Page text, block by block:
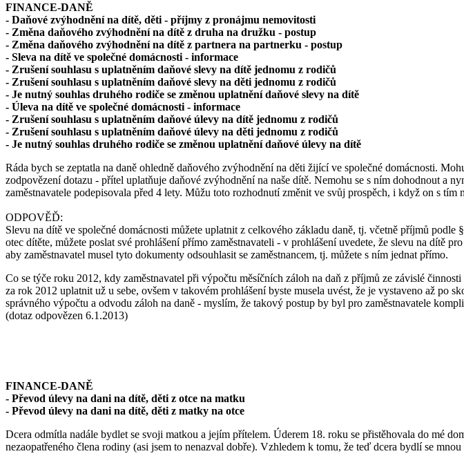
FINANCE-DANĚ
- Daňové zvýhodnění na dítě, děti - příjmy z pronájmu nemovitosti
- Změna daňového zvýhodnění na dítě z druha na družku - postup
- Změna daňového zvýhodnění na dítě z partnera na partnerku - postup
- Sleva na dítě ve společné domácnosti - informace
- Zrušení souhlasu s uplatněním daňové slevy na dítě jednomu z rodičů
- Zrušení souhlasu s uplatněním daňové slevy na děti jednomu z rodičů
- Je nutný souhlas druhého rodiče se změnou uplatnění daňové slevy na dítě
- Úleva na dítě ve společné domácnosti - informace
- Zrušení souhlasu s uplatněním daňové úlevy na dítě jednomu z rodičů
- Zrušení souhlasu s uplatněním daňové úlevy na děti jednomu z rodičů
- Je nutný souhlas druhého rodiče se změnou uplatnění daňové úlevy na dítě
Ráda bych se zeptatla na daně ohledně daňového zvýhodnění na děti žijící ve společné domácnosti.
zodpovězení dotazu - přítel uplatňuje daňové zvýhodnění na naše dítě. Nemohu se s ním dohodnout a
zaměstnavatele podepisovala před 4 lety. Můžu toto rozhodnutí změnit ve svůj prospěch, i když on s
ODPOVĚĎ:
Slevu na dítě ve společné domácnosti můžete uplatnit z celkového základu daně, tj. včetně příjmů
otec dítěte, můžete poslat své prohlášení přímo zaměstnavateli - v prohlášení uvedete, že slevu na dítě
aby zaměstnavatel musel tyto dokumenty odsouhlasit se zaměstnancem, tj. můžete s ním jednat přímo.
Co se týče roku 2012, kdy zaměstnavatel při výpočtu měsíčních záloh na daň z příjmů ze závislé
za rok 2012 uplatnit už u sebe, ovšem v takovém prohlášení byste musela uvést, že je vystaveno až po
správného výpočtu a odvodu záloh na daně - myslím, že takový postup by byl pro zaměstnavatele
(dotaz odpovězen 6.1.2013)
FINANCE-DANĚ
- Převod úlevy na dani na dítě, děti z otce na matku
- Převod úlevy na dani na dítě, děti z matky na otce
Dcera odmítla nadále bydlet se svoji matkou a jejím přítelem. Úderem 18. roku se přistěhovala do mé
nezaopatřeného člena rodiny (asi jsem to nenazval dobře). Vzhledem k tomu, že teď dcera bydlí se